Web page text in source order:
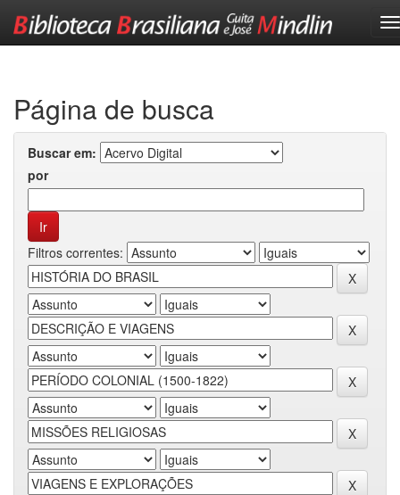
Página de busca
Buscar em:
por
Filtros correntes: